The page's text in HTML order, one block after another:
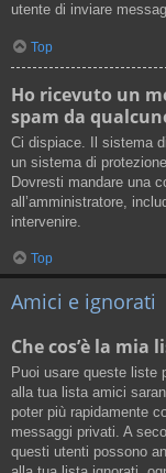
utente di inviare
Top
Ho ricevuto un
spam da
Ci dispiace. Il sistema
un sistema di
Dovresti mandare una
all’amministratore,
intervenire.
Top
Amici e ignorati
Che cos’è la
Puoi usare queste liste
alla tua lista amici
poter più rapidamente
messaggi privati. A
questi utenti possono